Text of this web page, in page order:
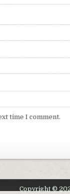
time I comment.
Copyright ©